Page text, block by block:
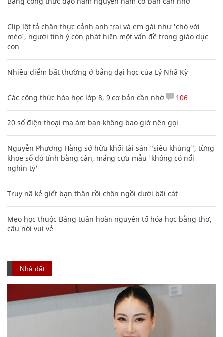
Clip lột tả chân thực cảnh anh trai và em gái như 'chó với
mèo', người tinh ý còn phát hiện một vấn đề trong giáo dục
con
Nhiều điểm bất thường ở bằng đại học của Lý Nhã Kỳ
Các công thức hóa học lớp 8, 9 cơ bản cần nhớ 106
20 số điện thoại ma ám bạn không bao giờ nên gọi
Nguyễn Phương Hằng sở hữu khối tài sản "siêu khủng", từng
khoe sổ đỏ tính bằng cân, mắng cựu mẫu 'không có nổi
nghìn tỷ'
Truy nã kẻ giết bạn thân rồi chôn ngồi dưới bãi cát
Mẹo học thuộc Bảng tuần hoàn nguyên tố hóa học bằng thơ,
câu nói vui vẻ
Nhà đất